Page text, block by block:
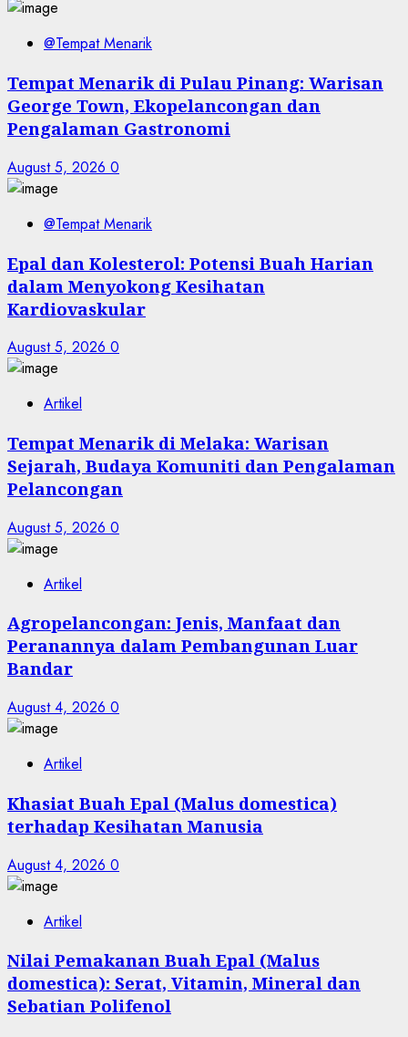
@Tempat Menarik
Tempat Menarik di Pulau Pinang: Warisan
George Town, Ekopelancongan dan
Pengalaman Gastronomi
August 5, 2026 0
@Tempat Menarik
Epal dan Kolesterol: Potensi Buah Harian
dalam Menyokong Kesihatan
Kardiovaskular
August 5, 2026 0
Artikel
Tempat Menarik di Melaka: Warisan
Sejarah, Budaya Komuniti dan Pengalaman
Pelancongan
August 5, 2026 0
Artikel
Agropelancongan: Jenis, Manfaat dan
Peranannya dalam Pembangunan Luar
Bandar
August 4, 2026 0
Artikel
Khasiat Buah Epal (Malus domestica)
terhadap Kesihatan Manusia
August 4, 2026 0
Artikel
Nilai Pemakanan Buah Epal (Malus
domestica): Serat, Vitamin, Mineral dan
Sebatian Polifenol